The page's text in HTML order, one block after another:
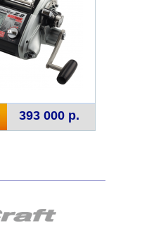
393 000 р.